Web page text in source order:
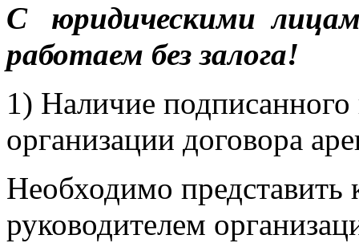
С юридическими
работаем без залога!
1) Наличие подписанного
организации договора
Необходимо представить
руководителем